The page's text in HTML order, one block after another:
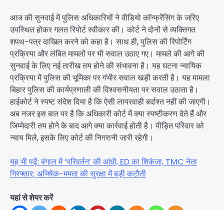
आज की सुनवाई में पुलिस अधिकारियों ने वीडियो कॉन्फ्रेंसिंग के जरिए
उपस्थित होकर गलत रिपोर्ट स्वीकार की। कोर्ट ने दोनों से व्यक्तिगत
शपथ-पत्र दाखिल करने को कहा है। साथ ही, पुलिस की रिपोर्टिंग
प्रक्रिया और लंबित मामलों पर भी सवाल उठाए गए। मामले की आगे की
सुनवाई के लिए नई तारीख तय होने की संभावना है। यह घटना न्यायिक
प्रक्रिया में पुलिस की भूमिका पर गंभीर सवाल खड़ी करती है। यह मामला
बिहार पुलिस की कार्यप्रणाली की विश्वसनीयता पर सवाल उठाता है।
हाईकोर्ट ने स्पष्ट संदेश दिया है कि ऐसी लापरवाही बर्दाश्त नहीं की जाएगी।
अब नजर इस बात पर है कि अधिकारी कोर्ट में क्या स्पष्टीकरण देते हैं और
जिम्मेदारी तय होने के बाद आगे क्या कार्रवाई होती है। पीड़ित परिवार को
न्याय मिले, इसके लिए कोर्ट की निगरानी जारी रहेगी।
यह भी पढ़ें: बंगाल में ‘परिवर्तन’ की आंधी, ED का शिकंजा, TMC नेता
गिरफ्तार; अभिषेक-ममता की सुरक्षा में बड़ी कटौती
यहां से शेयर करें